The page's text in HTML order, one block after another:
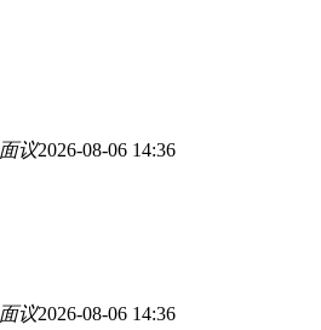
面议2026-08-06 14:36
面议2026-08-06 14:36